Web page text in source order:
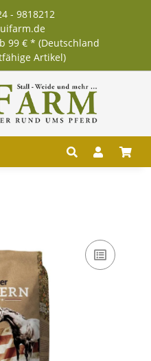
- 9818212
99 € * (Deutschland
Artikel)